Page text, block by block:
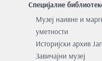
Специјалне
Музеј наивне и
уметности
Историјски архив
Завичајни музеј